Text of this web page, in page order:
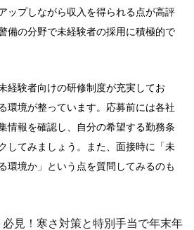
ップしながら収入を得られる点が高評
備の分野で未経験者の採用に積極的で
経験者向けの研修制度が充実してお
環境が整っています。応募前には各社
情報を確認し、自分の希望する勤務条
してみましょう。また、面接時に「未
環境か」という点を質問してみるのも
見！寒さ対策と特別手当で年末年